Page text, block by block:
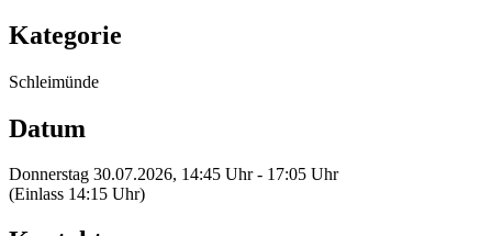
Kategorie
Schleimünde
Datum
Donnerstag 30.07.2026, 14:45 Uhr - 17:05 Uhr
(Einlass 14:15 Uhr)